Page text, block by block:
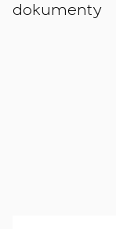
dokumenty